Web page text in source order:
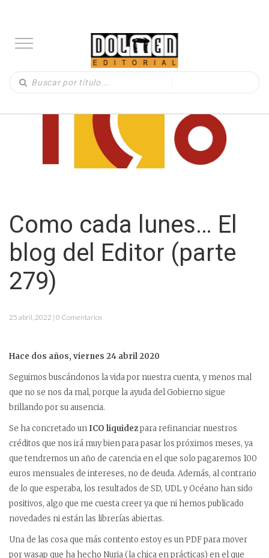
Como cada lunes… El
blog del Editor (parte
279)
25 abril, 2022 | 0 Comentarios
Hace dos años, viernes 24 abril 2020
Seguimos buscándonos la vida por nuestra cuenta, y menos mal
que no se nos da mal, porque la ayuda del Gobierno sigue
brillando por su ausencia.
Se ha concretado un ICO liquidezpara refinanciar nuestros
créditos que nos irá muy bien para pasar los próximos meses, ya
que tendremos un año de carencia en el que solo pagaremos 100
euros mensuales de intereses, no de deuda. Además, al contrario
de lo que esperaba, los resultados de SD, UDL y Océano han sido
positivos, algo que me cuesta creer ya que ni hemos publicado
novedades ni están las librerías abiertas.
Una de las cosa que más contento estoy es un PDF para mover
por wasap que ha hecho Nuria (la chica en prácticas) en el que